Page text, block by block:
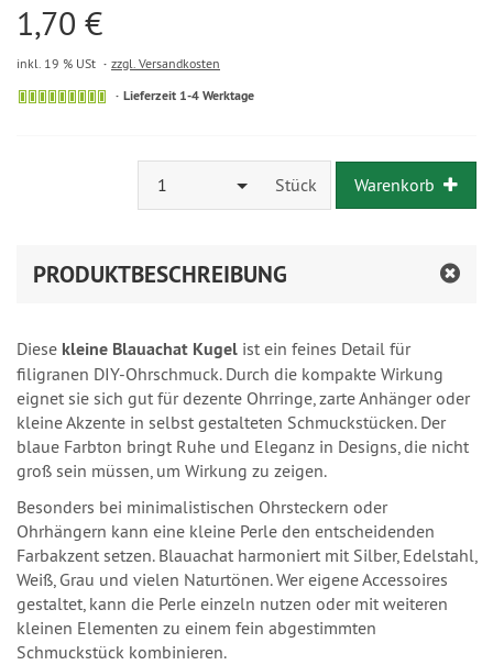
1,70 €
inkl. 19 % USt zzgl. Versandkosten
Lieferzeit 1-4 Werktage
1 Stück Warenkorb
PRODUKTBESCHREIBUNG
Diese kleine Blauachat Kugel ist ein feines Detail für
filigranen DIY-Ohrschmuck. Durch die kompakte Wirkung
eignet sie sich gut für dezente Ohrringe, zarte Anhänger oder
kleine Akzente in selbst gestalteten Schmuckstücken. Der
blaue Farbton bringt Ruhe und Eleganz in Designs, die nicht
groß sein müssen, um Wirkung zu zeigen.
Besonders bei minimalistischen Ohrsteckern oder
Ohrhängern kann eine kleine Perle den entscheidenden
Farbakzent setzen. Blauachat harmoniert mit Silber, Edelstahl,
Weiß, Grau und vielen Naturtönen. Wer eigene Accessoires
gestaltet, kann die Perle einzeln nutzen oder mit weiteren
kleinen Elementen zu einem fein abgestimmten
Schmuckstück kombinieren.